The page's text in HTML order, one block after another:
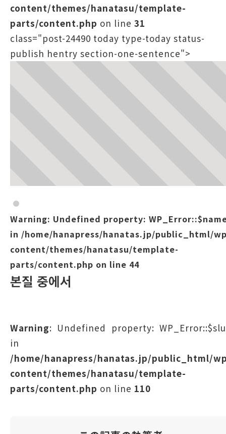
content/themes/hanatasu/template-
parts/content.php on line 31
class="post-24490 today type-today status-
publish hentry section-one-sentence">
Warning: Undefined property:
in /home/hanapress/hanatas.jp/public_html/
content/themes/hanatasu/template-
parts/content.php on line 44
본질 중에서
Warning: Undefined property:
in
/home/hanapress/hanatas.jp/public_html/
content/themes/hanatasu/template-
parts/content.php on line 110